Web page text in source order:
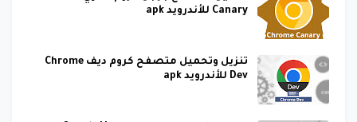
Canary للأندرويد apk
تنزيل وتحميل متصفح كروم ديف Chrome
Dev للأندرويد apk